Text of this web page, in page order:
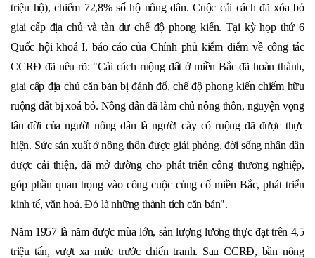
triệu hộ), chiếm 72,8% số hộ nông dân. Cuộc cải cách đã xóa bỏ
giai cấp địa chủ và tàn dư chế độ phong kiến. Tại kỳ họp thứ 6
Quốc hội khoá I, báo cáo của Chính phủ kiểm điểm về công tác
CCRĐ đã nêu rõ: "Cải cách ruộng đất ở miền Bắc đã hoàn thành,
giai cấp địa chủ căn bản bị đánh đổ, chế độ phong kiến chiếm hữu
ruộng đất bị xoá bỏ. Nông dân đã làm chủ nông thôn, nguyện vọng
lâu đời của người nông dân là người cày có ruộng đã được thực
hiện. Sức sản xuất ở nông thôn được giải phóng, đời sống nhân dân
được cải thiện, đã mở đường cho phát triển công thương nghiệp,
góp phần quan trọng vào công cuộc củng cố miền Bắc, phát triển
kinh tế, văn hoá. Đó là những thành tích căn bản".
Năm 1957 là năm được mùa lớn, sản lượng lương thực đạt trên 4,5
triệu tấn, vượt xa mức trước chiến tranh. Sau CCRĐ, bần nông